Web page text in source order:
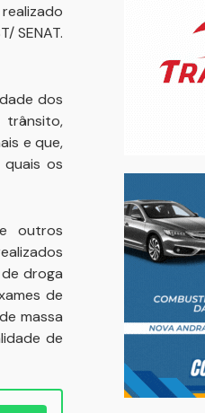
SENAT.
dos
trânsito,
e que,
os
outros
droga
de
massa
de